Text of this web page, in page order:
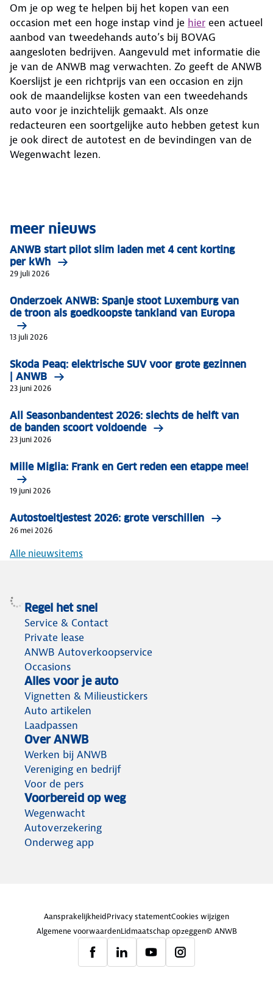
Om je op weg te helpen bij het kopen van een
occasion met een hoge instap vind je hier een actueel
aanbod van tweedehands auto’s bij BOVAG
aangesloten bedrijven. Aangevuld met informatie die
je van de ANWB mag verwachten. Zo geeft de ANWB
Koerslijst je een richtprijs van een occasion en zijn
ook de maandelijkse kosten van een tweedehands
auto voor je inzichtelijk gemaakt. Als onze
redacteuren een soortgelijke auto hebben getest kun
je ook direct de autotest en de bevindingen van de
Wegenwacht lezen.
meer nieuws
ANWB start pilot slim laden met 4 cent korting
per kWh
29 juli 2026
Onderzoek ANWB: Spanje stoot Luxemburg van
de troon als goedkoopste tankland van Europa
13 juli 2026
Skoda Peaq: elektrische SUV voor grote gezinnen
| ANWB
23 juni 2026
All Seasonbandentest 2026: slechts de helft van
de banden scoort voldoende
23 juni 2026
Mille Miglia: Frank en Gert reden een etappe mee!
19 juni 2026
Autostoeltjestest 2026: grote verschillen
26 mei 2026
Alle nieuwsitems
Regel het snel
Service & Contact
Private lease
ANWB Autoverkoopservice
Occasions
Alles voor je auto
Vignetten & Milieustickers
Auto artikelen
Laadpassen
Over ANWB
Werken bij ANWB
Vereniging en bedrijf
Voor de pers
Voorbereid op weg
Wegenwacht
Autoverzekering
Onderweg app
AansprakelijkheidPrivacy statementCookies wijzigen
Algemene voorwaardenLidmaatschap opzeggen© ANWB